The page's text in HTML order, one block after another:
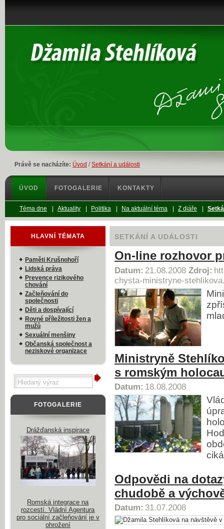
Právě se nacházíte: Úvod /Setkání a události
SETKÁNÍ A UDÁLOSTI
On-line rozhovor
Datum: 21.08.2008 Zdroj:
chysta-ministryne-
Ministryně
s romským
Datum: 18.08.2008
Odpovědi na
chudobě a
Datum: 31.07.2008
HLAVNÍ TÉMATA
Paměti Krušnohoří
Lidská práva
Prevence rizikového
chování
Začleňování do
společnosti
Děti a dospívající
Rovné příležitosti žen a
mužů
Sexuální menšiny
Občanská společnost a
neziskové organizace
FOTOGALERIE
Drážďanská inspirace
Romská integrace na
rozcestí. Vládní Agentura
pro sociální začleňování je v
ohrožení
ÚVOD FOTOGALERIE KONTAKTY
Téma dne Aktuality Politika Na aktuální téma Z diáře